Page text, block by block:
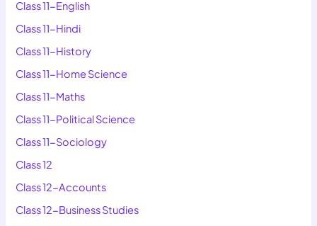
Class 11-English
Class 11-Hindi
Class 11-History
Class 11-Home Science
Class 11-Maths
Class 11-Political Science
Class 11-Sociology
Class 12
Class 12-Accounts
Class 12-Business Studies